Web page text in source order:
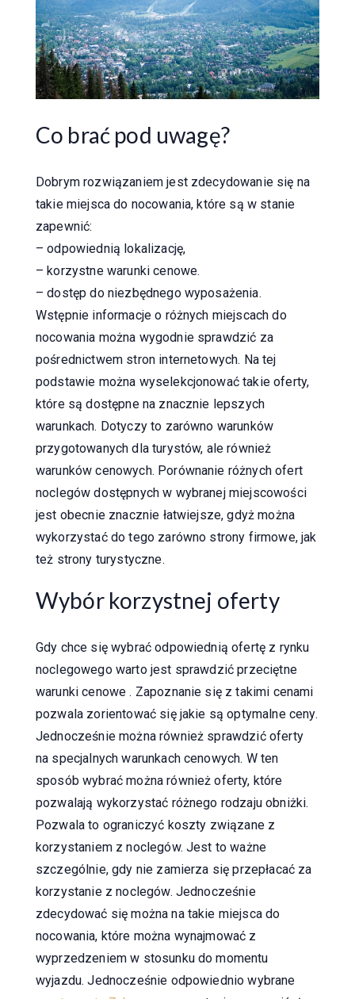
Co brać pod uwagę?
Dobrym rozwiązaniem jest zdecydowanie się na
takie miejsca do nocowania, które są w stanie
zapewnić:
– odpowiednią lokalizację,
– korzystne warunki cenowe.
– dostęp do niezbędnego wyposażenia.
Wstępnie informacje o różnych miejscach do
nocowania można wygodnie sprawdzić za
pośrednictwem stron internetowych. Na tej
podstawie można wyselekcjonować takie oferty,
które są dostępne na znacznie lepszych
warunkach. Dotyczy to zarówno warunków
przygotowanych dla turystów, ale również
warunków cenowych. Porównanie różnych ofert
noclegów dostępnych w wybranej miejscowości
jest obecnie znacznie łatwiejsze, gdyż można
wykorzystać do tego zarówno strony firmowe, jak
też strony turystyczne.
Wybór korzystnej oferty
Gdy chce się wybrać odpowiednią ofertę z rynku
noclegowego warto jest sprawdzić przeciętne
warunki cenowe . Zapoznanie się z takimi cenami
pozwala zorientować się jakie są optymalne ceny.
Jednocześnie można również sprawdzić oferty
na specjalnych warunkach cenowych. W ten
sposób wybrać można również oferty, które
pozwalają wykorzystać różnego rodzaju obniżki.
Pozwala to ograniczyć koszty związane z
korzystaniem z noclegów. Jest to ważne
szczególnie, gdy nie zamierza się przepłacać za
korzystanie z noclegów. Jednocześnie
zdecydować się można na takie miejsca do
nocowania, które można wynajmować z
wyprzedzeniem w stosunku do momentu
wyjazdu. Jednocześnie odpowiednio wybrane